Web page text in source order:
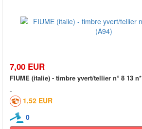
7,00 EUR
FIUME (italie) - timbre yvert/tellier n° 8 13 n*
1,52 EUR
0